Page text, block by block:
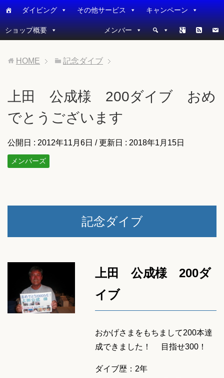
ダイビング その他サービス キャンペーン
ショップ概要 メンバー
HOME 記念ダイブ
上田 公成様 200ダイブ おめ
でとうございます
公開日 : 2012年11月6日 / 更新日 : 2018年1月15日
メンバーズ
記念ダイブ
上田 公成様 200ダ
イブ
おかげさまをもちまして200本達
成できました！ 目指せ300！
ダイブ歴：2年